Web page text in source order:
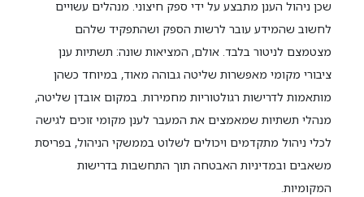
שכן ניהול הענן מתבצע על ידי ספק חיצוני. מנהלים עשויים
לחשוב שהמידע עובר לרשות הספק ושהתפקיד שלהם
מצטמצם לניטור בלבד. אולם, המציאות שונה: תשתיות ענן
ציבורי מקומי מאפשרות שליטה גבוהה מאוד, במיוחד כשהן
מותאמות לדרישות רגולטוריות מחמירות. במקום אובדן שליטה,
מנהלי תשתיות שמאמצים את המעבר לענן מקומי זוכים לגישה
לכלי ניהול מתקדמים ויכולים לשלוט בממשקי הניהול, בפריסת
משאבים ובמדיניות האבטחה תוך התחשבות בדרישות
המקומיות.